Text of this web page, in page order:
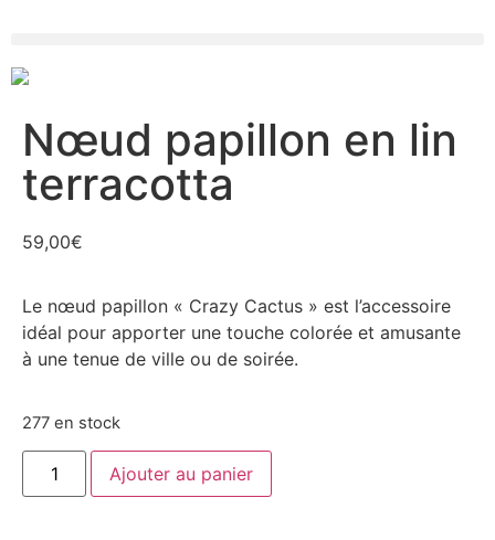
Nœud papillon en lin
terracotta
59,00€
Le nœud papillon « Crazy Cactus » est l’accessoire
idéal pour apporter une touche colorée et amusante
à une tenue de ville ou de soirée.
277 en stock
Ajouter au panier